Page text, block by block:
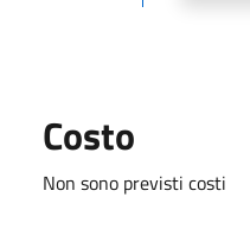
Costo
Non sono previsti costi